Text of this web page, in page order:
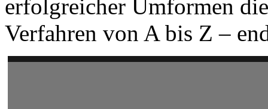
erfolgreicher Umformen
Verfahren von A bis Z –